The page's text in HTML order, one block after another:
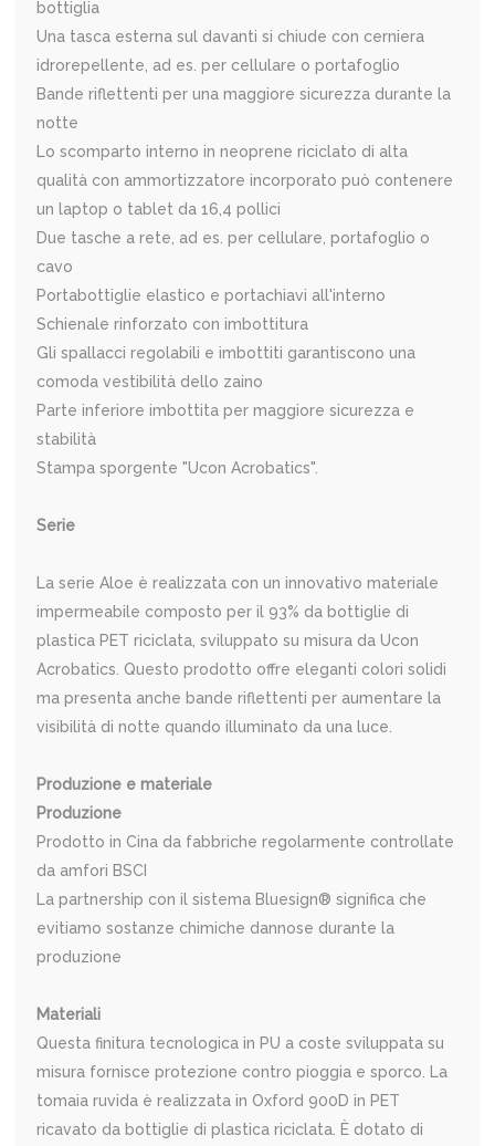
bottiglia
Una tasca esterna sul davanti si chiude con cerniera
idrorepellente, ad es. per cellulare o portafoglio
Bande riflettenti per una maggiore sicurezza durante la
notte
Lo scomparto interno in neoprene riciclato di alta
qualità con ammortizzatore incorporato può contenere
un laptop o tablet da 16,4 pollici
Due tasche a rete, ad es. per cellulare, portafoglio o
cavo
Portabottiglie elastico e portachiavi all'interno
Schienale rinforzato con imbottitura
Gli spallacci regolabili e imbottiti garantiscono una
comoda vestibilità dello zaino
Parte inferiore imbottita per maggiore sicurezza e
stabilità
Stampa sporgente "Ucon Acrobatics".
Serie
La serie Aloe è realizzata con un innovativo materiale
impermeabile composto per il 93% da bottiglie di
plastica PET riciclata, sviluppato su misura da Ucon
Acrobatics. Questo prodotto offre eleganti colori solidi
ma presenta anche bande riflettenti per aumentare la
visibilità di notte quando illuminato da una luce.
Produzione e materiale
Produzione
Prodotto in Cina da fabbriche regolarmente controllate
da amfori BSCI
La partnership con il sistema Bluesign® significa che
evitiamo sostanze chimiche dannose durante la
produzione
Materiali
Questa finitura tecnologica in PU a coste sviluppata su
misura fornisce protezione contro pioggia e sporco. La
tomaia ruvida è realizzata in Oxford 900D in PET
ricavato da bottiglie di plastica riciclata. È dotato di